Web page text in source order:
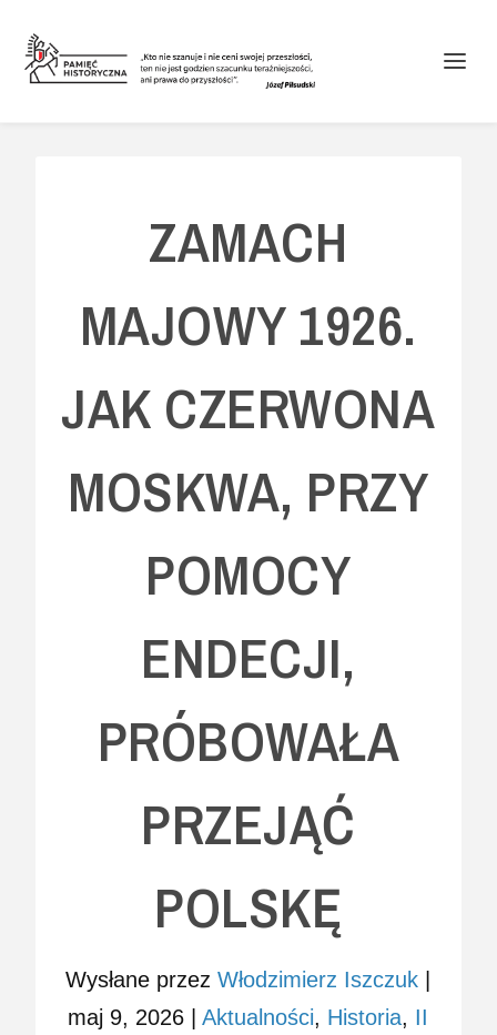
ZAMACH
MAJOWY 1926.
JAK CZERWONA
MOSKWA, PRZY
POMOCY
ENDECJI,
PRÓBOWAŁA
PRZEJĄĆ
POLSKĘ
Wysłane przezWłodzimierz Iszczuk
maj 9, 2026 |Aktualności, Historia, II